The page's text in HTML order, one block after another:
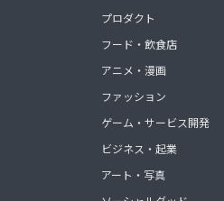
プロダクト
フード・飲食店
アニメ・漫画
ファッション
ゲーム・サービス開発
ビジネス・起業
アート・写真